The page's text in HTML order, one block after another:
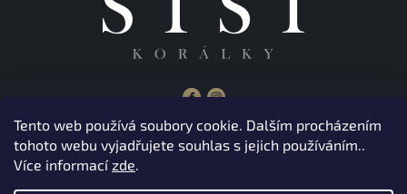
Tento web používá soubory cookie. Dalším procházením
tohoto webu vyjadřujete souhlas s jejich používáním..
Více informacízde.